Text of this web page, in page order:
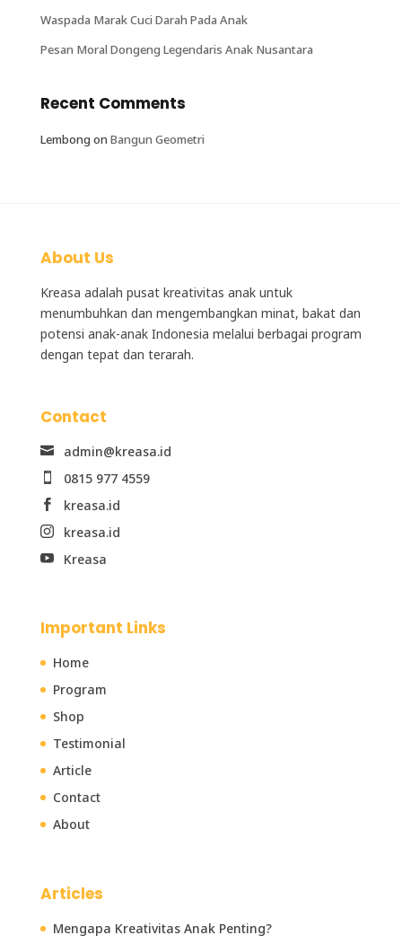
Waspada Marak Cuci Darah Pada Anak
Pesan Moral Dongeng Legendaris Anak Nusantara
Recent Comments
Lembong on Bangun Geometri
About Us
Kreasa adalah pusat kreativitas anakuntuk
menumbuhkan dan mengembangkan minat, bakat dan
potensi anak-anak Indonesia melalui berbagai program
dengan tepat dan terarah.
Contact
 admin@kreasa.id
 0815 977 4559
 kreasa.id
 kreasa.id
 Kreasa
Important Links
Home
Program
Shop
Testimonial
Article
Contact
About
Articles
Mengapa Kreativitas Anak Penting?